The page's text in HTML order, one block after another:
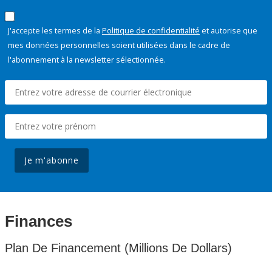
J'accepte les termes de la Politique de confidentialité et autorise que
mes données personnelles soient utilisées dans le cadre de
l'abonnement à la newsletter sélectionnée.
Je m'abonne
Finances
Plan De Financement (Millions De Dollars)